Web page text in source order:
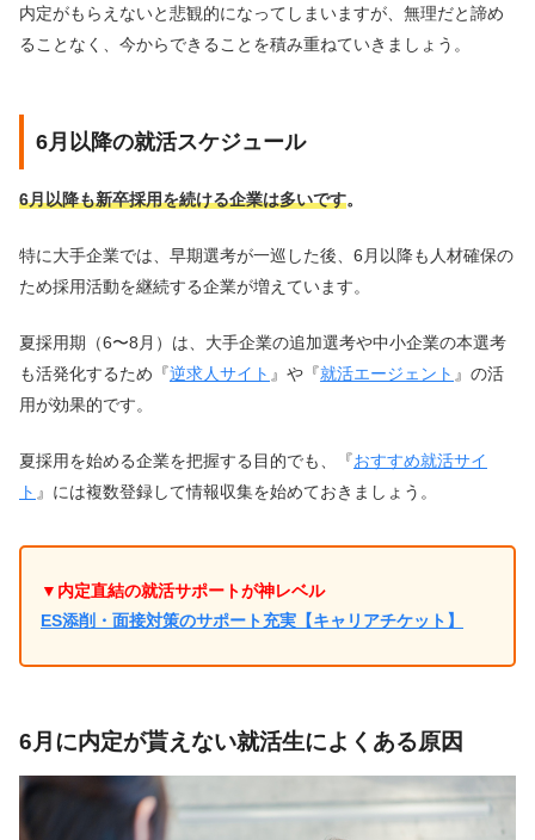
内定がもらえないと悲観的になってしまいますが、無理だと諦め
ることなく、今からできることを積み重ねていきましょう。
6月以降の就活スケジュール
6月以降も新卒採用を続ける企業は多いです。
特に大手企業では、早期選考が一巡した後、6月以降も人材確保の
ため採用活動を継続する企業が増えています。
夏採用期（6〜8月）は、大手企業の追加選考や中小企業の本選考
も活発化するため『逆求人サイト 』や『就活エージェント 』の活
用が効果的です。
夏採用を始める企業を把握する目的でも、『おすすめ就活サイ
ト 』には複数登録して情報収集を始めておきましょう。
▼内定直結の就活サポートが神レベル
ES添削・面接対策のサポート充実【キャリアチケット】
6月に内定が貰えない就活生によくある原因